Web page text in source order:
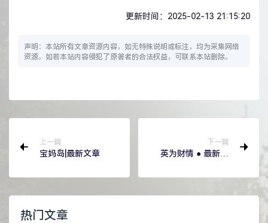
更新时间：2025-02-13 21:15:20
声明：本站所有文章资源内容，如无特殊说明或标注，均为采集网络
资源。如若本站内容侵犯了原著者的合法权益，可联系本站删除。
上一篇
宝妈岛|最新文章
下一篇
英为财情 ● 最新财
热门文章